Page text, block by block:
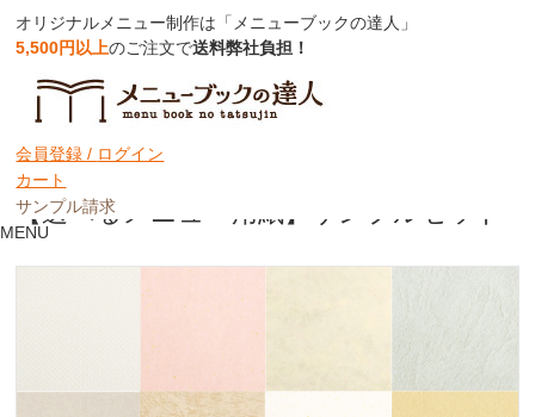
オリジナルメニュー制作は「メニューブックの達人」
5,500円以上のご注文で送料弊社負担！
会員登録 / ログイン
カート
サンプル請求
MENU
もれなく1000円OFFクーポンプレゼント！ ※使用条件あり
【選べるメニュー用紙】サンプルセット